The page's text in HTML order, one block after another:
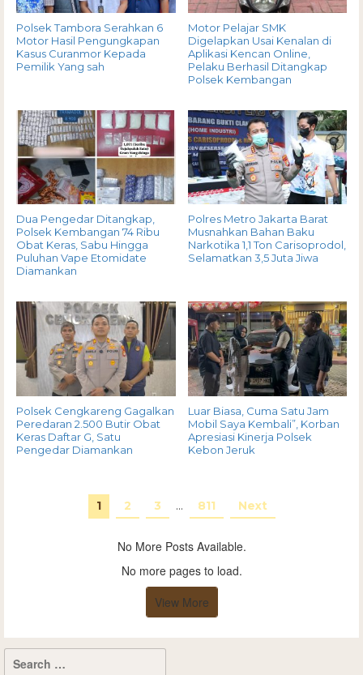
Polsek Tambora Serahkan 6
Motor Hasil Pengungkapan
Kasus Curanmor Kepada
Pemilik Yang sah
Motor Pelajar SMK
Digelapkan Usai Kenalan di
Aplikasi Kencan Online,
Pelaku Berhasil Ditangkap
Polsek Kembangan
Dua Pengedar Ditangkap,
Polsek Kembangan 74 Ribu
Obat Keras, Sabu Hingga
Puluhan Vape Etomidate
Diamankan
Polres Metro Jakarta Barat
Musnahkan Bahan Baku
Narkotika 1,1 Ton Carisoprodol,
Selamatkan 3,5 Juta Jiwa
Polsek Cengkareng Gagalkan
Peredaran 2.500 Butir Obat
Keras Daftar G, Satu
Pengedar Diamankan
Luar Biasa, Cuma Satu Jam
Mobil Saya Kembali”, Korban
Apresiasi Kinerja Polsek
Kebon Jeruk
1 2 3 … 811 Next
No More Posts Available.
No more pages to load.
View More